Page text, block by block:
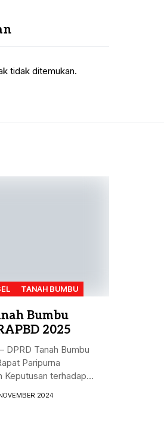
tidak ditemukan.
TANAH BUMBU
Bumbu
2025
DPRD Tanah Bumbu
Paripurna
Keputusan terhadap
2024